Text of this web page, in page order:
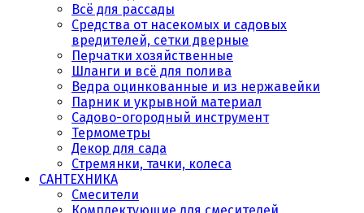
Всё для рассады
Средства от насекомых и садовых
вредителей, сетки дверные
Перчатки хозяйственные
Шланги и всё для полива
Ведра оцинкованные и из нержавейки
Парник и укрывной материал
Садово-огородный инструмент
Термометры
Декор для сада
Стремянки, тачки, колеса
САНТЕХНИКА
Смесители